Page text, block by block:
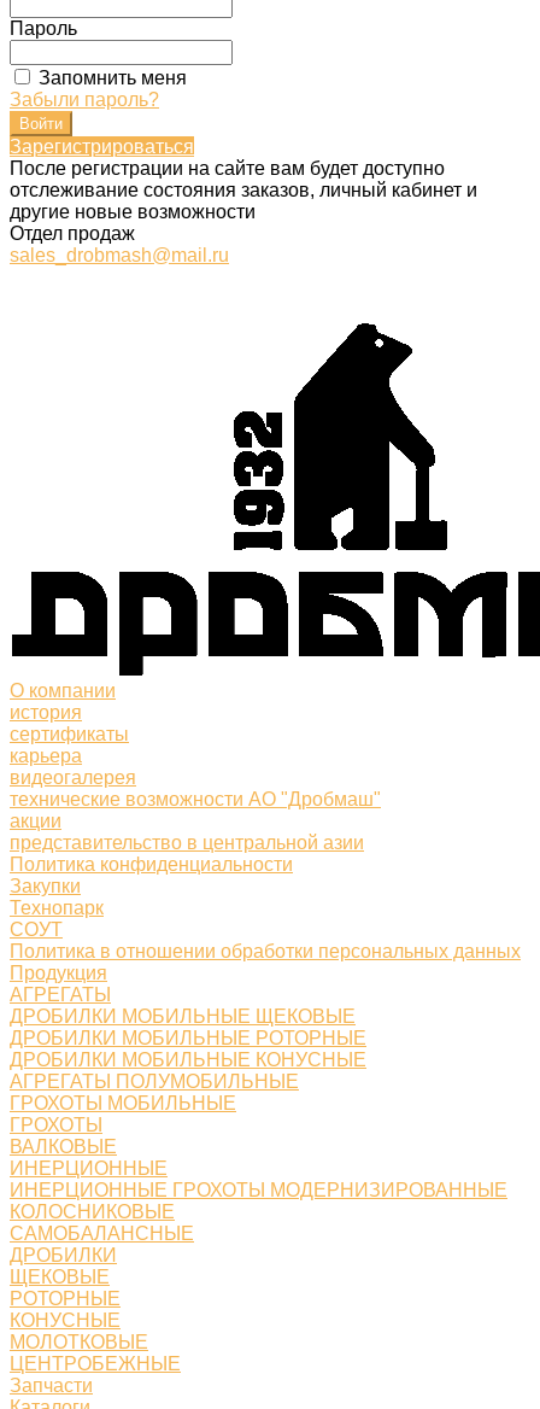
Пароль
Запомнить меня
Забыли пароль?
Зарегистрироваться
После регистрации на сайте вам будет доступно
отслеживание состояния заказов, личный кабинет и
другие новые возможности
Отдел продаж
sales_drobmash@mail.ru
О компании
история
сертификаты
карьера
видеогалерея
технические возможности АО "Дробмаш"
акции
представительство в центральной азии
Политика конфиденциальности
Закупки
Технопарк
СОУТ
Политика в отношении обработки персональных данных
Продукция
АГРЕГАТЫ
ДРОБИЛКИ МОБИЛЬНЫЕ ЩЕКОВЫЕ
ДРОБИЛКИ МОБИЛЬНЫЕ РОТОРНЫЕ
ДРОБИЛКИ МОБИЛЬНЫЕ КОНУСНЫЕ
АГРЕГАТЫ ПОЛУМОБИЛЬНЫЕ
ГРОХОТЫ МОБИЛЬНЫЕ
ГРОХОТЫ
ВАЛКОВЫЕ
ИНЕРЦИОННЫЕ
ИНЕРЦИОННЫЕ ГРОХОТЫ МОДЕРНИЗИРОВАННЫЕ
КОЛОСНИКОВЫЕ
САМОБАЛАНСНЫЕ
ДРОБИЛКИ
ЩЕКОВЫЕ
РОТОРНЫЕ
КОНУСНЫЕ
МОЛОТКОВЫЕ
ЦЕНТРОБЕЖНЫЕ
Запчасти